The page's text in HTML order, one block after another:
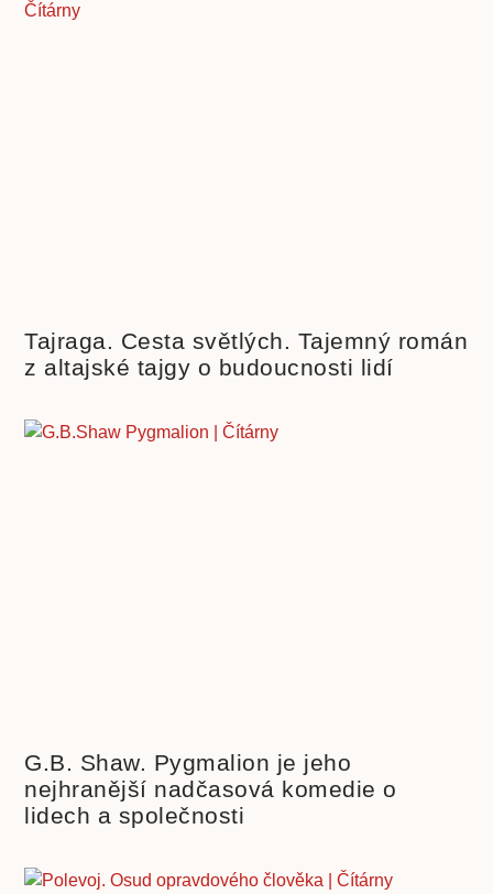
Tajraga. Cesta světlých. Tajemný román
z altajské tajgy o budoucnosti lidí
G.B. Shaw. Pygmalion je jeho
nejhranější nadčasová komedie o
lidech a společnosti